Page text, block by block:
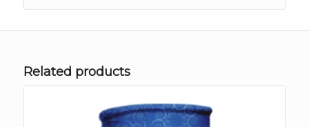
Related products